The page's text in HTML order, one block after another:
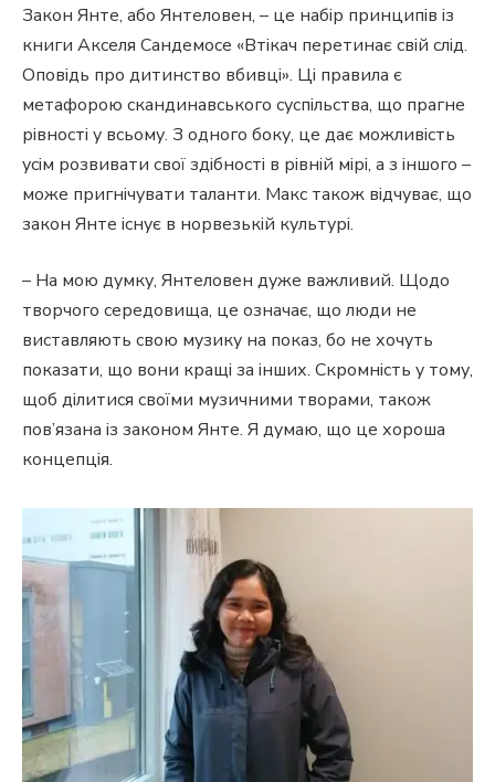
Закон Янте, або Янтеловен, – це набір принципів із
книги Акселя Сандемосе «Втікач перетинає свій слід.
Оповідь про дитинство вбивці». Ці правила є
метафорою скандинавського суспільства, що прагне
рівності у всьому. З одного боку, це дає можливість
усім розвивати свої здібності в рівній мірі, а з іншого –
може пригнічувати таланти. Макс також відчуває, що
закон Янте існує в норвезькій культурі.
– На мою думку, Янтеловен дуже важливий. Щодо
творчого середовища, це означає, що люди не
виставляють свою музику на показ, бо не хочуть
показати, що вони кращі за інших. Скромність у тому,
щоб ділитися своїми музичними творами, також
пов’язана із законом Янте. Я думаю, що це хороша
концепція.